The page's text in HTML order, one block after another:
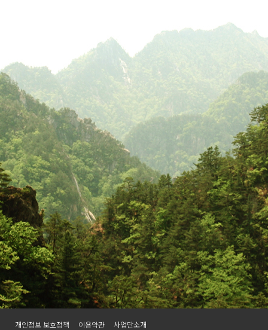
개인정보 보호정책 이용약관 사업단소개